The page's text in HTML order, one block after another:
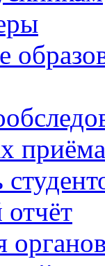
приёма